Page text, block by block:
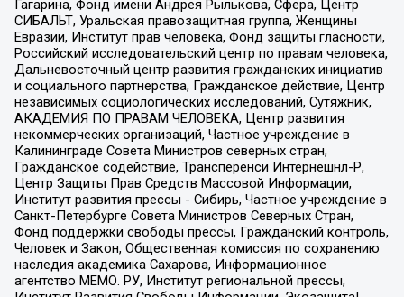
Гагарина, Фонд имени Андрея Рылькова, Сфера, Центр
СИБАЛЬТ, Уральская правозащитная группа, Женщины
Евразии, Институт прав человека, Фонд защиты гласности,
Российский исследовательский центр по правам человека,
Дальневосточный центр развития гражданских инициатив
и социального партнерства, Гражданское действие, Центр
независимых социологических исследований, Сутяжник,
АКАДЕМИЯ ПО ПРАВАМ ЧЕЛОВЕКА, Центр развития
некоммерческих организаций, Частное учреждение в
Калининграде Совета Министров северных стран,
Гражданское содействие, Трансперенси Интернешнл-Р,
Центр Защиты Прав Средств Массовой Информации,
Институт развития прессы - Сибирь, Частное учреждение в
Санкт-Петербурге Совета Министров Северных Стран,
Фонд поддержки свободы прессы, Гражданский контроль,
Человек и Закон, Общественная комиссия по сохранению
наследия академика Сахарова, Информационное
агентство МЕМО. РУ, Институт региональной прессы,